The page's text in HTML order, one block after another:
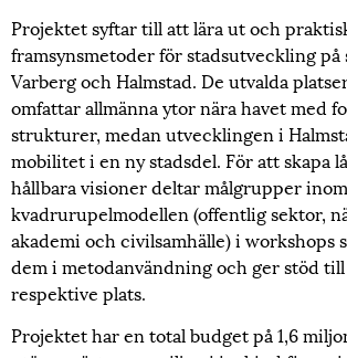
Projektet syftar till att lära ut och
framsynsmetoder för stadsutveckling
Varberg och Halmstad. De utvalda
omfattar allmänna ytor nära havet med
strukturer, medan utvecklingen i
mobilitet i en ny stadsdel. För att skapa
hållbara visioner deltar målgrupper
kvadrurupelmodellen (offentlig sektor,
akademi och civilsamhälle) i workshops
dem i metodanvändning och ger stöd
respektive plats.
Projektet har en total budget på 1,6